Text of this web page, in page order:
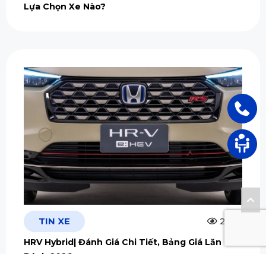
Lựa Chọn Xe Nào?
TIN XE 2.5m
HRV Hybrid| Đánh Giá Chi Tiết, Bảng Giá Lăn